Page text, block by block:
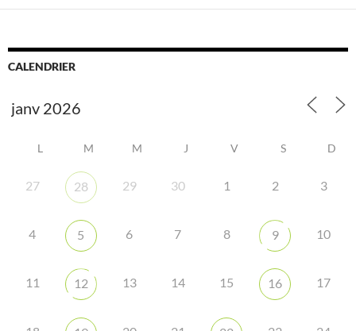
CALENDRIER
L M M J V S D
27 28 29 30 1 2 3
4 5 6 7 8 9 10
11 12 13 14 15 16 17